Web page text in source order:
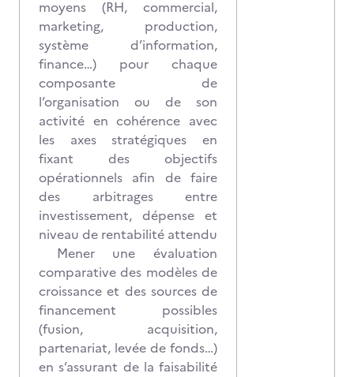
moyens (RH, commercial,
marketing, production,
système d’information,
finance…) pour chaque
composante de
l’organisation ou de son
activité en cohérence avec
les axes stratégiques en
fixant des objectifs
opérationnels afin de faire
des arbitrages entre
investissement, dépense et
niveau de rentabilité attendu
Mener une évaluation
comparative des modèles de
croissance et des sources de
financement possibles
(fusion, acquisition,
partenariat, levée de fonds…)
en s’assurant de la faisabilité